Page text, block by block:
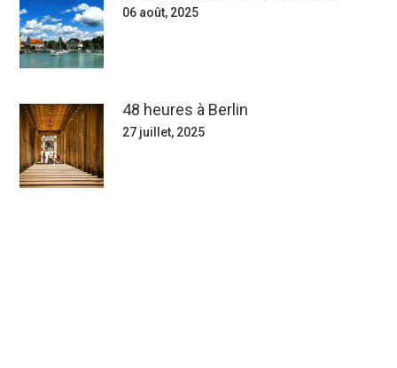
06 août, 2025
48 heures à Berlin
27 juillet, 2025